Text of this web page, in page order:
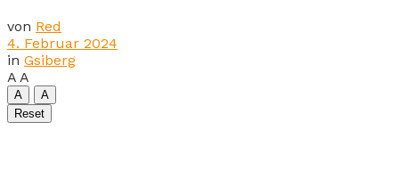
von Red
4. Februar 2024
in Gsiberg
A A
A
A
Reset